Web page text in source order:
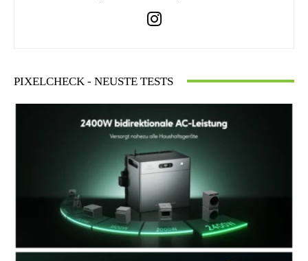
PIXELCHECK - NEUSTE TESTS